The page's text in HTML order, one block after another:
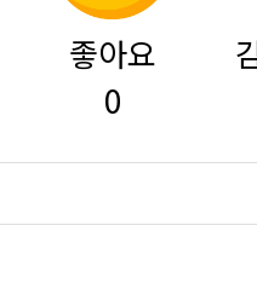
좋아요
0